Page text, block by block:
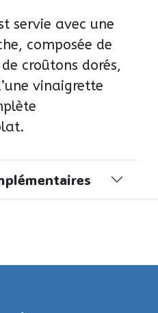
servie avec une
composée de
croûtons dorés,
vinaigrette